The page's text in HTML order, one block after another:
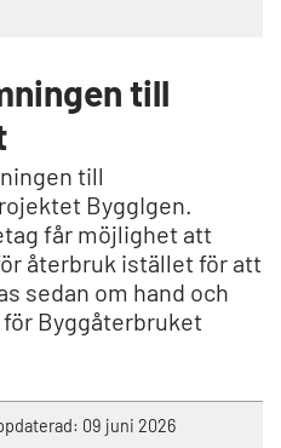
till
till
ByggIgen.
får möjlighet att
återbruk istället för att
sedan om hand och
Byggåterbruket
09 juni 2026